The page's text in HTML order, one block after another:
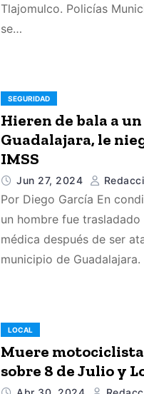
Tlajomulco. Policías
se…
SEGURIDAD
Hieren de bala a
Guadalajara, le
IMSS
Jun 27, 2024
Por Diego García En
un hombre fue
médica después de ser
municipio de
LOCAL
Muere
sobre 8 de Julio y